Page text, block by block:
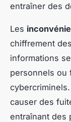
entraîner des
Les
chiffrement
informations
personnels ou
causer des
entraînant des